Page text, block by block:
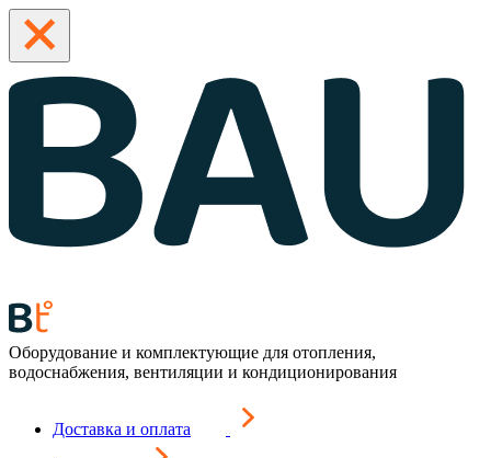
Оборудование и комплектующие для отопления,
водоснабжения, вентиляции и кондиционирования
Доставка и оплата